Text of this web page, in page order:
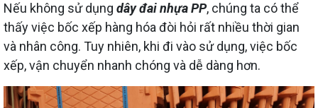
Nếu không sử dụng dây đai nhựa PP, chúng ta có thể
thấy việc bốc xếp hàng hóa đòi hỏi rất nhiều thời gian
và nhân công. Tuy nhiên, khi đi vào sử dụng, việc bốc
xếp, vận chuyển nhanh chóng và dễ dàng hơn.